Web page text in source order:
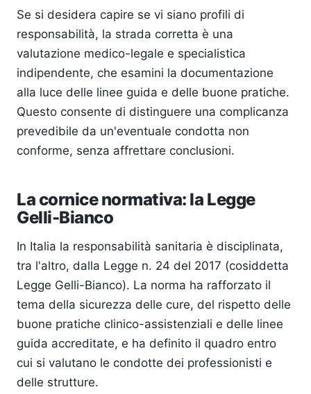
Se si desidera capire se vi siano profili di
responsabilità, la strada corretta è una
valutazione medico-legale e specialistica
indipendente, che esamini la documentazione
alla luce delle linee guida e delle buone pratiche.
Questo consente di distinguere una complicanza
prevedibile da un'eventuale condotta non
conforme, senza affrettare conclusioni.
La cornice normativa: la Legge
Gelli-Bianco
In Italia la responsabilità sanitaria è disciplinata,
tra l'altro, dalla Legge n. 24 del 2017 (cosiddetta
Legge Gelli-Bianco). La norma ha rafforzato il
tema della sicurezza delle cure, del rispetto delle
buone pratiche clinico-assistenziali e delle linee
guida accreditate, e ha definito il quadro entro
cui si valutano le condotte dei professionisti e
delle strutture.